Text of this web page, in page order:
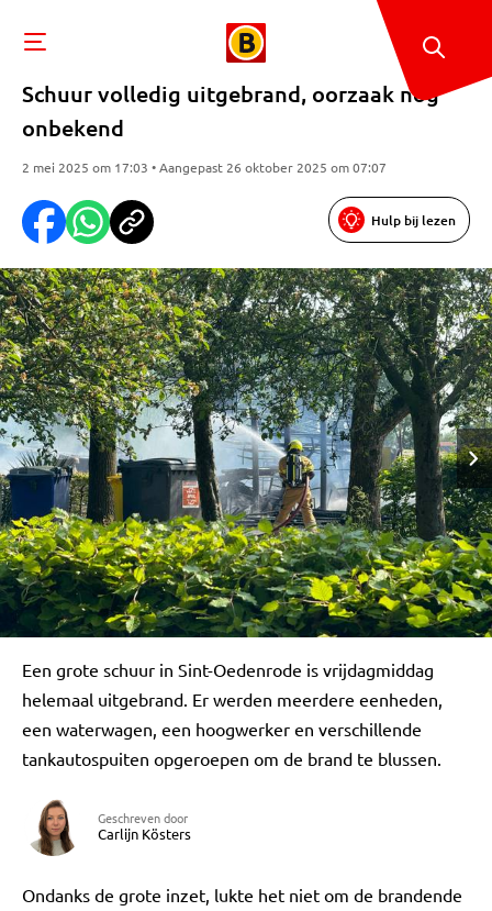
Schuur volledig uitgebrand, oorzaak nog
onbekend
2 mei 2025 om 17:03 • Aangepast 26 oktober 2025 om 07:07
Hulp bij lezen
Een grote schuur in Sint-Oedenrode is vrijdagmiddag
helemaal uitgebrand. Er werden meerdere eenheden,
een waterwagen, een hoogwerker en verschillende
tankautospuiten opgeroepen om de brand te blussen.
Geschreven door
Carlijn Kösters
Ondanks de grote inzet, lukte het niet om de brandende